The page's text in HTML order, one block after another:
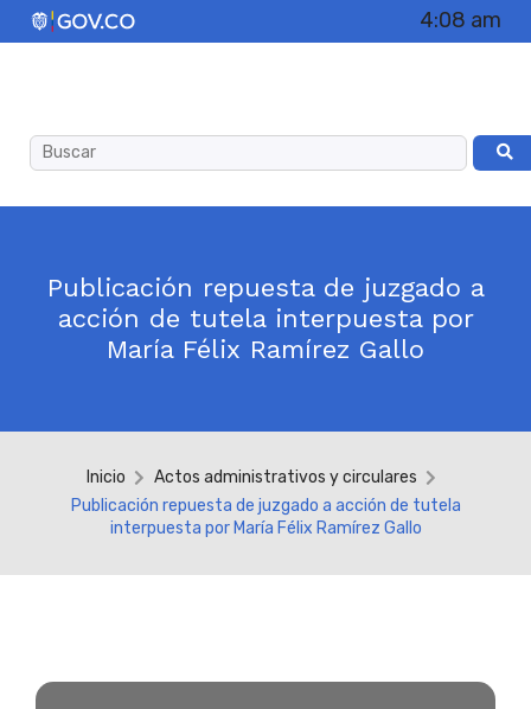
4:08 am
Publicación repuesta de juzgado a
acción de tutela interpuesta por
María Félix Ramírez Gallo
Inicio
Actos administrativos y circulares
Publicación repuesta de juzgado a acción de tutela
interpuesta por María Félix Ramírez Gallo